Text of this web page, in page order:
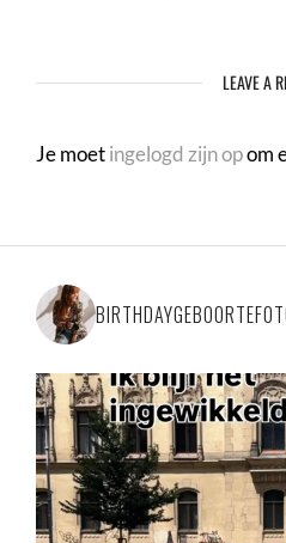
LEAVE A
Je moetingelogd zijn opom